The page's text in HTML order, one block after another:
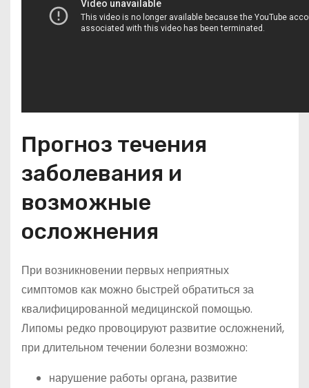
Прогноз течения
заболевания и
возможные
осложнения
При возникновении первых неприятных
симптомов как можно быстрей обратиться за
квалифицированной медицинской помощью.
Липомы редко провоцируют развитие осложнений,
при длительном течении болезни возможно:
нарушение работы органа, развитие